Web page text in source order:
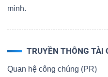
mình.
TRUYỀN THÔNG TÀI
Quan hệ công chúng (PR)